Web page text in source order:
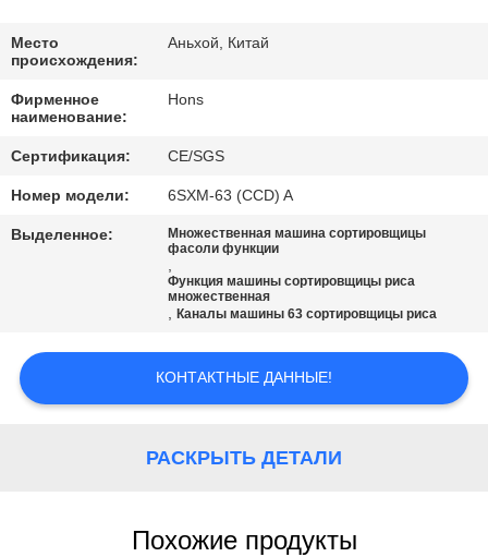
СВЯЖИТЕСЬ
МЫ
СПРОСИТЕ
ЦИТАТУ
PRIVACY
POLICY
Место
происхождения:
Аньхой, Китай
Фирменное
наименование:
Hons
Сертификация: CE/SGS
Номер модели: 6SXM-63 (CCD) A
Выделенное:
Множественная машина сортировщицы
фасоли функции
,
Функция машины сортировщицы риса
множественная
,Каналы машины 63 сортировщицы риса
КОНТАКТНЫЕ ДАННЫЕ!
РАСКРЫТЬ ДЕТАЛИ
Похожие продукты